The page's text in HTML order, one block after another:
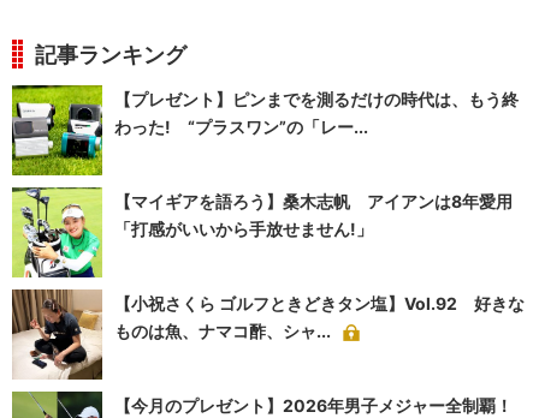
記事ランキング
【プレゼント】ピンまでを測るだけの時代は、もう終
わった! “プラスワン”の「レー...
【マイギアを語ろう】桑木志帆 アイアンは8年愛用
「打感がいいから手放せません!」
【小祝さくら ゴルフときどきタン塩】Vol.92 好きな
ものは魚、ナマコ酢、シャ...
【今月のプレゼント】2026年男子メジャー全制覇！